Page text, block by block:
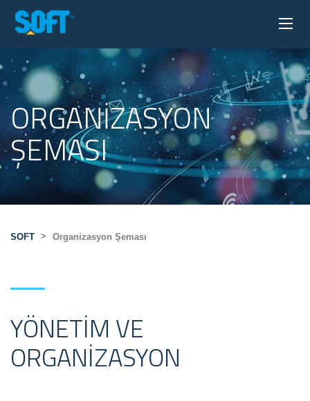
ORGANIZASYON
ŞEMASI
SOFT > Organizasyon Şeması
YÖNETIM VE
ORGANIZASYON